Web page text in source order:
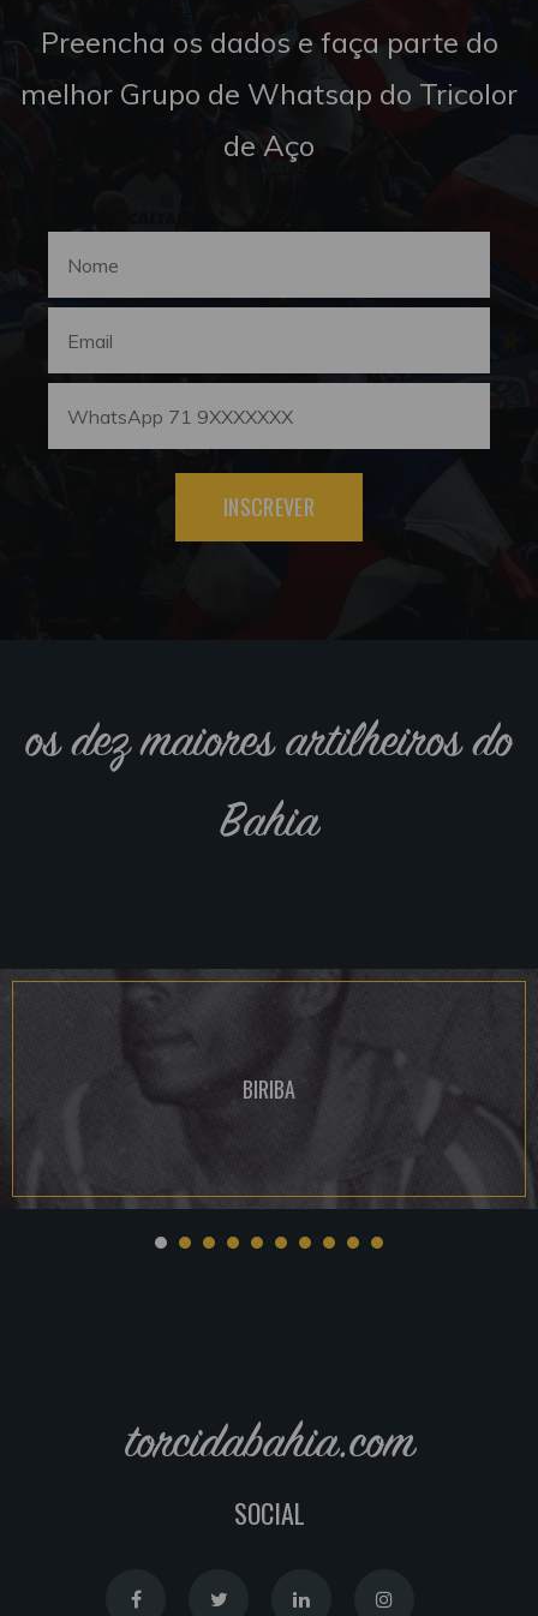
Preencha os dados e faça parte do
melhor Grupo de Whatsap do Tricolor
de Aço
INSCREVER
os dez maiores artilheiros do
Bahia
BIRIBA
torcidabahia.com
SOCIAL